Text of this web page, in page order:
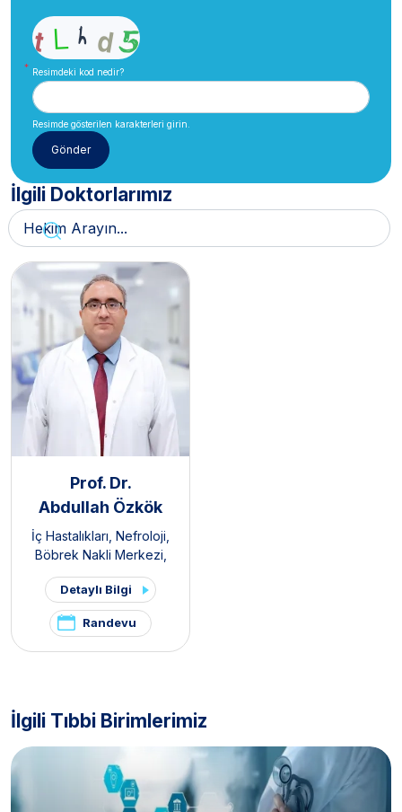
Resimdeki kod nedir?
Resimde gösterilen karakterleri girin.
İlgili Doktorlarımız
Prof. Dr.
Abdullah Özkök
İç Hastalıkları, Nefroloji,
Böbrek Nakli Merkezi,
Organ Nakli Merkezi
Detaylı Bilgi
Randevu
İlgili Tıbbi Birimlerimiz